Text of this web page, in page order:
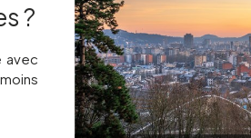
?
avec